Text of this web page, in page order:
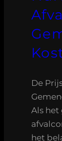
De
Als het
het